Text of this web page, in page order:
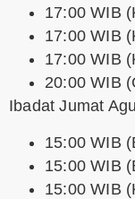
17:00 WIB
17:00 WIB
17:00 WIB
20:00 WIB
Ibadat Jumat
15:00 WIB
15:00 WIB
15:00 WIB